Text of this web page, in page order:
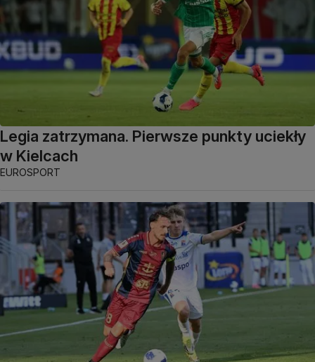
Legia zatrzymana. Pierwsze punkty uciekły
w Kielcach
EUROSPORT